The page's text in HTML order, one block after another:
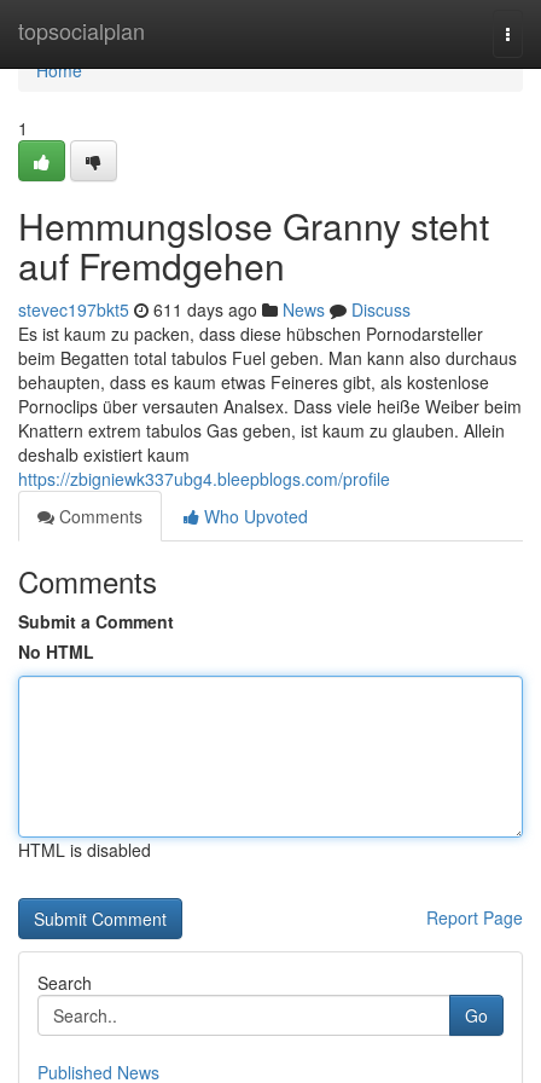
topsocialplan
Home
Home
1
Hemmungslose Granny steht
auf Fremdgehen
stevec197bkt5 611 days ago News
Discuss
Es ist kaum zu packen, dass diese hübschen Pornodarsteller
beim Begatten total tabulos Fuel geben. Man kann also durchaus
behaupten, dass es kaum etwas Feineres gibt, als kostenlose
Pornoclips über versauten Analsex. Dass viele heiße Weiber beim
Knattern extrem tabulos Gas geben, ist kaum zu glauben. Allein
deshalb existiert kaum
https://zbigniewk337ubg4.bleepblogs.com/profile
Comments
Who Upvoted
Comments
Submit a Comment
No HTML
HTML is disabled
Report Page
Search
Go
Published News